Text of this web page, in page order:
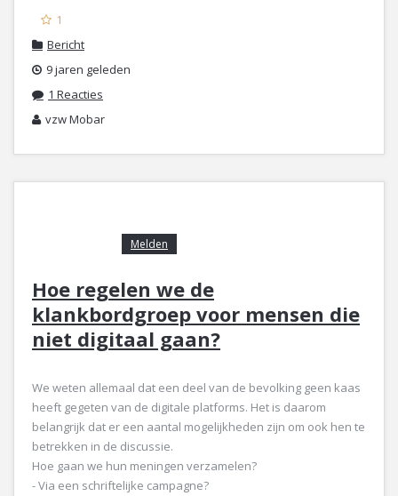
1
Bericht
9 jaren geleden
1 Reacties
vzw Mobar
Hoe regelen we de
klankbordgroep voor mensen die
niet digitaal gaan?
Melden
We weten allemaal dat een deel van de bevolking geen kaas
heeft gegeten van de digitale platforms. Het is daarom
belangrijk dat er een aantal mogelijkheden zijn om ook hen te
betrekken in de discussie.
Hoe gaan we hun meningen verzamelen?
- Via een schriftelijke campagne?